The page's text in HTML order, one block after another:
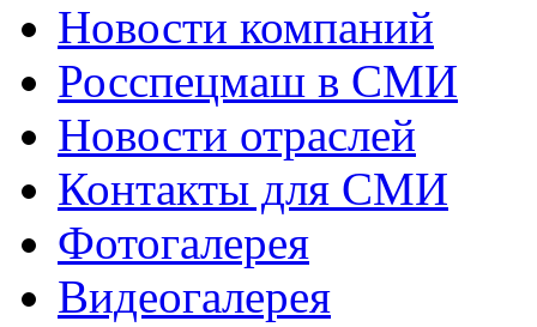
Новости компаний
Росспецмаш в СМИ
Новости отраслей
Контакты для СМИ
Фотогалерея
Видеогалерея